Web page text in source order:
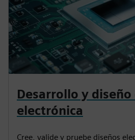
Desarrollo y diseño
electrónica
Cree, valide y pruebe diseños